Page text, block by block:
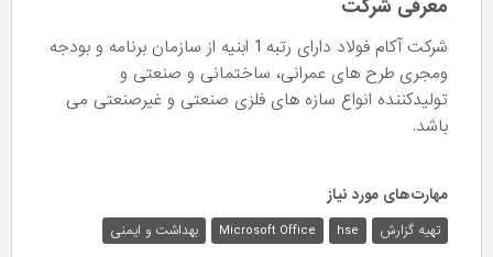
معرفی شرکت
شرکت آکام فولاد دارای رتبه 1 ابنیه از سازمان برنامه و بودجه
ومجری طرح های عمرانی، ساختمانی و صنعتی و
تولیدکننده انواع سازه های فلزی صنعتی و غیرصنعتی می
باشد.
مهارت‌های مورد نیاز
تهیه گزارش hse
Microsoft Office بهداشت و ایمنی